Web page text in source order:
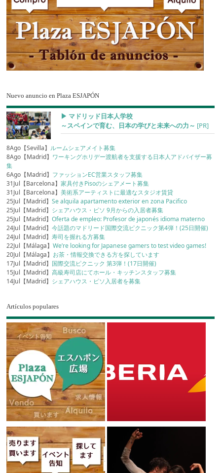
Nuevo anuncio en Plaza ESJAPÓN
▶︎ マドリッド日本人学校
～スペインで育む、日本の学びと未来への力～ [PR]
8Ago【Sevilla】 ルームシェアメイト募集
8Ago【Madrid】 ワーキングホリデー渡航者を支援する日本人アドバイザー募
集
6Ago【Madrid】 ファッションEC営業スタッフ募集
31Jul【Barcelona】家具付きPisoのシェアメート募集
31Jul【Barcelona】美術系アーティストに最適なスタジオ賃貸
25Jul【Madrid】Se alquila apartamento exterior en zona Pacifico
25Jul【Madrid】 シェアハウス・ピソ 9月からの入居者募集
25Jul【Madrid】Oferta de empleo: Profesor de japonés idioma materno
24Jul【Madrid】今話題のマドリード国際交流ピクニック第4弾！(25日開催)
24Jul【Madrid】寿司を握れる方募集
22Jul【Málaga】We’re looking for Japanese gamers to test video games!
20Jul【Málaga】 お茶・情報交換できる方を探しています
17Jul【Madrid】 国際交流ピクニック 第3弾！(17日開催)
15Jul【Madrid】高級寿司店にてホール・キッチンスタッフ募集
14Jul【Madrid】 シェアハウス・ピソ入居者を募集
Artículos populares